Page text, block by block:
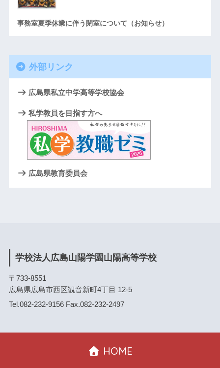
事務室夏季休業に伴う閉室について（お知らせ）
外部リンク
広島県私立中学高等学校協会
私学教員を目指す方へ
広島県教育委員会
学校法人広島山陽学園山陽高等学校
〒733-8551
広島県広島市西区観音新町4丁目 12-5
Tel.082-232-9156 Fax.082-232-2497
HOME